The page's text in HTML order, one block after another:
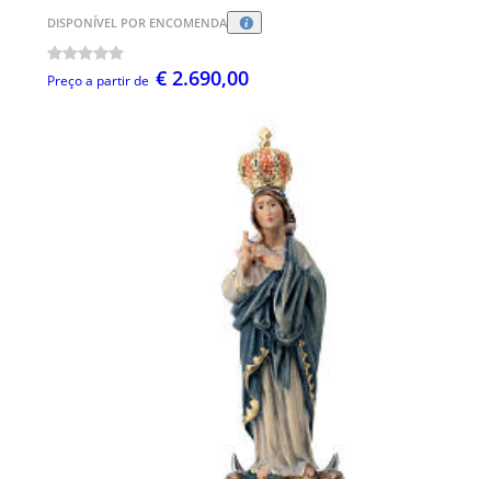
DISPONÍVEL POR ENCOMENDA
Preço a partir de € 2.690,00